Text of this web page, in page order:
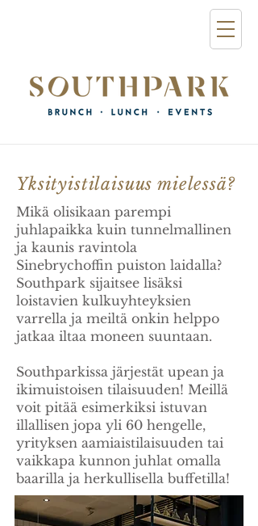
Yksityistilaisuus mielessä?
Mikä olisikaan parempi
juhlapaikka kuin tunnelmallinen
ja kaunis ravintola
Sinebrychoffin puiston laidalla?
Southpark sijaitsee lisäksi
loistavien kulkuyhteyksien
varrella ja meiltä onkin helppo
jatkaa iltaa moneen suuntaan.
Southparkissa järjestät upean ja
ikimuistoisen tilaisuuden! Meillä
voit pitää esimerkiksi istuvan
illallisen jopa yli 60 hengelle,
yrityksen aamiaistilaisuuden tai
vaikkapa kunnon juhlat omalla
baarilla ja herkullisella buffetilla!